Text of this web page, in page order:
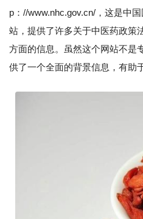
p：//www.nhc.gov.cn/，这是中
站，提供了许多关于中医药政策
方面的信息。虽然这个网站不是
供了一个全面的背景信息，有助